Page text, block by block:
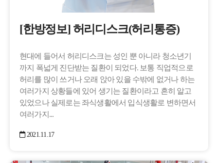
[한방정보] 허리디스크(허리통증)
현대에 들어서 허리디스크는 성인 뿐 아니라 청소년기
까지 폭넓게 진단받는 질환이 되었다. 보통 직업적으로
허리를 많이 쓰거나 오래 앉아 있을 수밖에 없거나 하는
여러가지 상황들에 있어 생기는 질환이라고 흔히 알고
있었으나 실제로는 좌식생활에서 입식생활로 변하면서
여러가지...
2021.11.17